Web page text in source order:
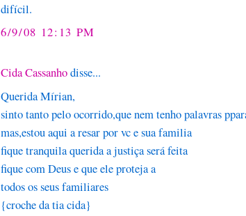
difícil.
6/9/08 12:13 PM
Cida Cassanhodisse...
Querida Mírian,
sinto tanto pelo ocorrido,que nem tenho palavras
mas,estou aqui a resar por vc e sua familia
fique tranquila querida a justiça será feita
fique com Deus e que ele proteja a
todos os seus familiares
{croche da tia cida}